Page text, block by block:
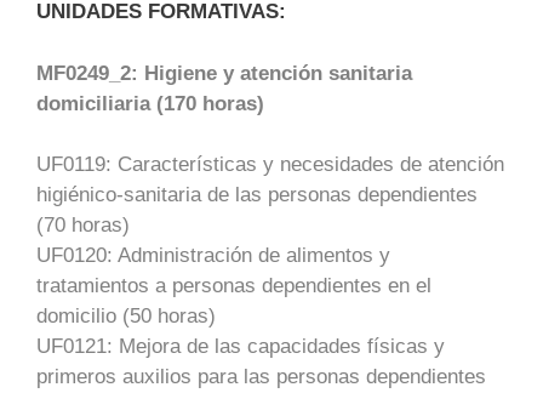
UNIDADES FORMATIVAS:
MF0249_2: Higiene y atención sanitaria
domiciliaria (170 horas)
UF0119: Características y necesidades de atención
higiénico-sanitaria de las personas dependientes
(70 horas)
UF0120: Administración de alimentos y
tratamientos a personas dependientes en el
domicilio (50 horas)
UF0121: Mejora de las capacidades físicas y
primeros auxilios para las personas dependientes